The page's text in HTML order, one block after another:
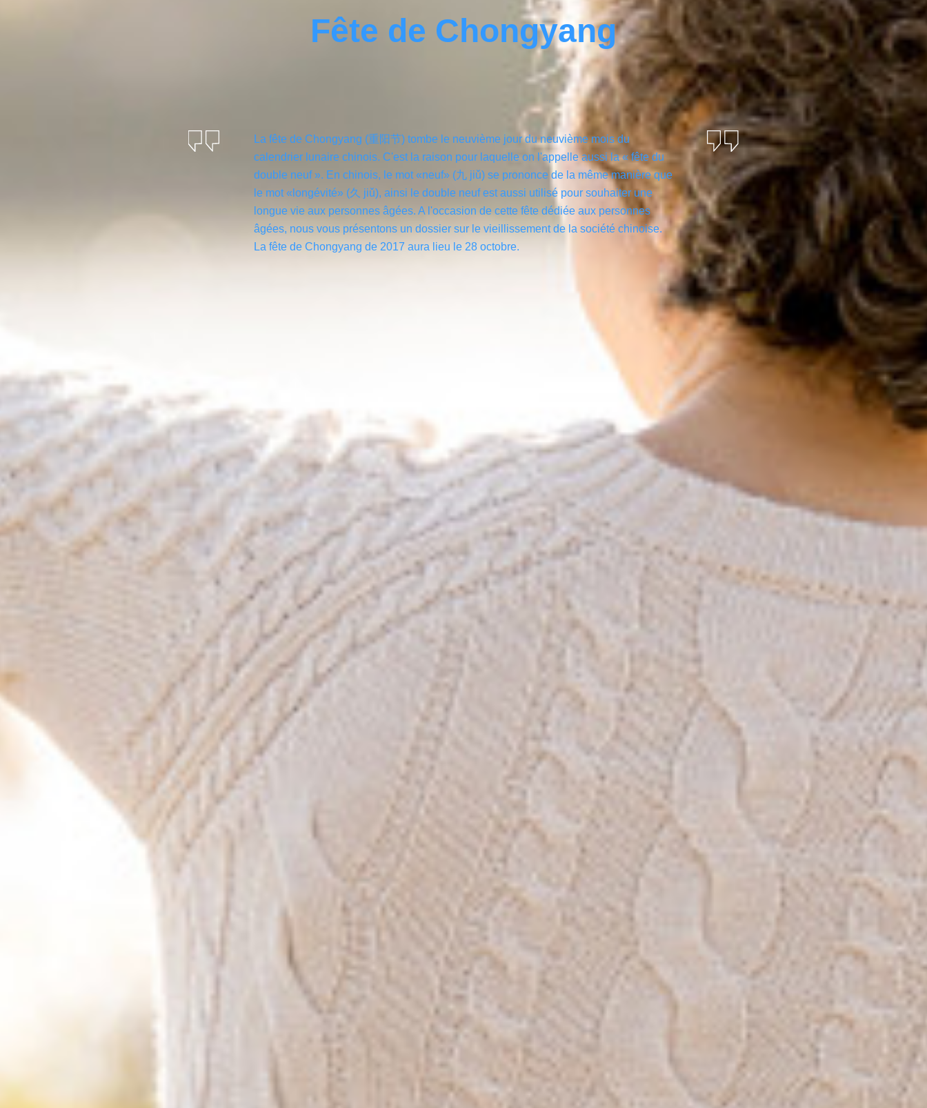
Fête de Chongyang
La fête de Chongyang (重阳节) tombe le neuvième jour du neuvième mois du
calendrier lunaire chinois. C'est la raison pour laquelle on l'appelle aussi la « fête du
double neuf ». En chinois, le mot «neuf» (九 jiǔ) se prononce de la même manière que
le mot «longévité» (久 jiǔ), ainsi le double neuf est aussi utilisé pour souhaiter une
longue vie aux personnes âgées. A l'occasion de cette fête dédiée aux personnes
âgées, nous vous présentons un dossier sur le vieillissement de la société chinoise.
La fête de Chongyang de 2017 aura lieu le 28 octobre.